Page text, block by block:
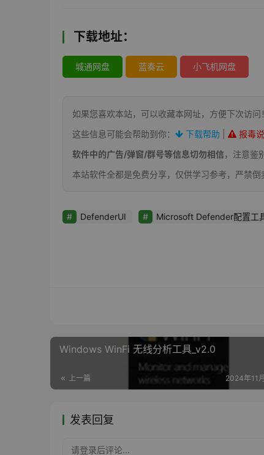
下载地址：
城通网盘 蓝奏云 小飞机网盘
如果您喜欢本站，可以收藏本网址，方便下次访问！
这些信息可能会帮助到你：
下载帮助 报毒
软件中的广告/弹窗/群号等信息切勿相信，注意鉴
本站软件全都是免费分享，仅供学习参考，严禁倒
DefenderUI Microsoft Defender配置工
Windows WinFi 无线分析工具_v2.0
上一篇 2024年11
发表回复
请登录后评论...